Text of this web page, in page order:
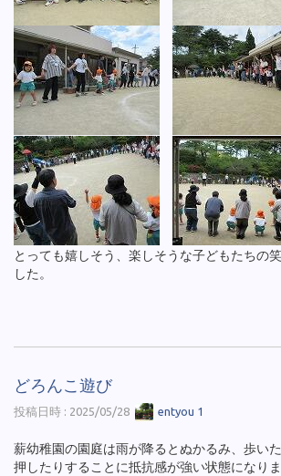
とっても嬉しそう、楽しそうな子どもたちの
した。
どろんこ遊び
投稿日時 : 2025/05/28 entyou 1
薪幼稚園の園庭は雨が降るとぬかるみ、歩い
押したりすることに抵抗感が強い状態になりま